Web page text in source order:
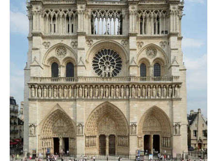
ÉCONOMIE
POLITIQUE
SPORT
CULTURE
SCIENCES & TECH